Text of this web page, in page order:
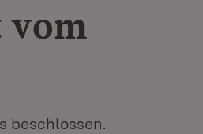
vom
beschlossen.